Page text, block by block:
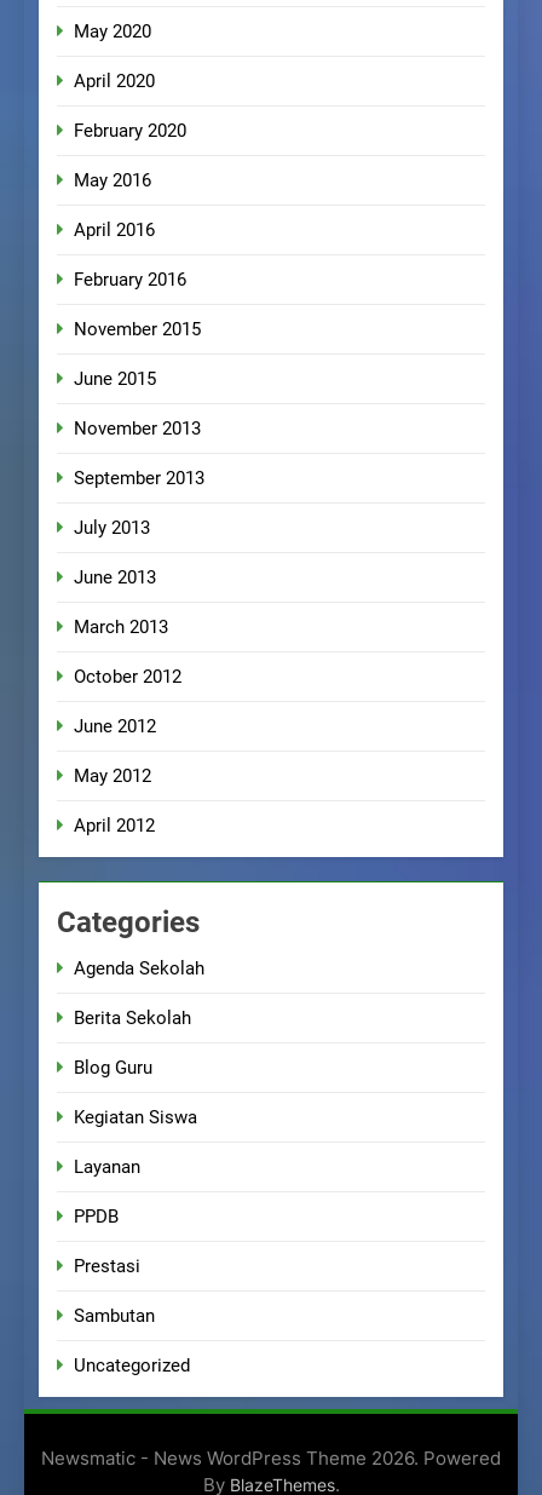
May 2020
April 2020
February 2020
May 2016
April 2016
February 2016
November 2015
June 2015
November 2013
September 2013
July 2013
June 2013
March 2013
October 2012
June 2012
May 2012
April 2012
Categories
Agenda Sekolah
Berita Sekolah
Blog Guru
Kegiatan Siswa
Layanan
PPDB
Prestasi
Sambutan
Uncategorized
Newsmatic - News WordPress Theme 2026. Powered
By BlazeThemes.